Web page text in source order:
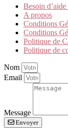
Besoin d’aide
A propos
Conditions
Conditions
Politique de
Politique de
Nom
Email
Message
Envoyer